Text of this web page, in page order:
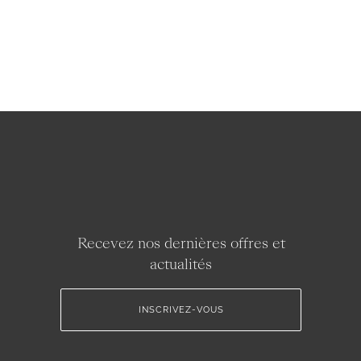
Recevez nos dernières offres et
actualités
INSCRIVEZ-VOUS